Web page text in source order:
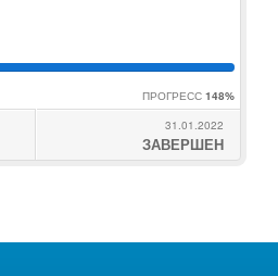
ПРОГРЕСС 148%
31.01.2022
ЗАВЕРШЕН